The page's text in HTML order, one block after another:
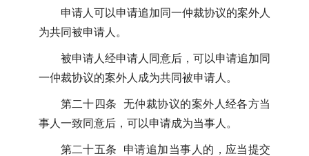
申请人可以申请追加同一仲裁协议的案外人
为共同被申请人。
被申请人经申请人同意后，可以申请追加同
一仲裁协议的案外人成为共同被申请人。
第二十四条 无仲裁协议的案外人经各方当
事人一致同意后，可以申请成为当事人。
第二十五条 申请追加当事人的，应当提交